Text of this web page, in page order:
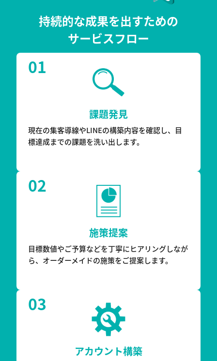
持続的な成果を出すための
サービスフロー
01
課題発見
現在の集客導線やLINEの構築内容を確認し、目
標達成までの課題を洗い出します。
02
施策提案
目標数値やご予算などを丁寧にヒアリングしなが
ら、オーダーメイドの施策をご提案します。
03
アカウント構築